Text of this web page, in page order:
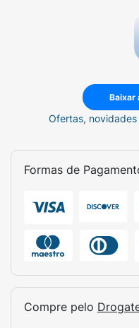
Baixar
Ofertas,
Formas de
Compre pelo